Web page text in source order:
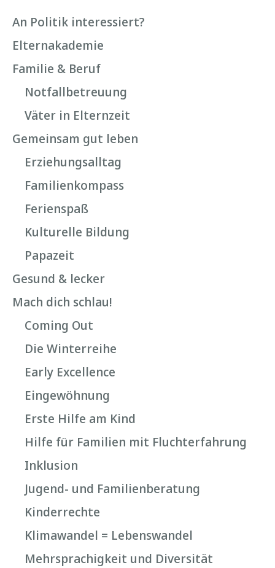
An Politik interessiert?
Elternakademie
Familie & Beruf
Notfallbetreuung
Väter in Elternzeit
Gemeinsam gut leben
Erziehungsalltag
Familienkompass
Ferienspaß
Kulturelle Bildung
Papazeit
Gesund & lecker
Mach dich schlau!
Coming Out
Die Winterreihe
Early Excellence
Eingewöhnung
Erste Hilfe am Kind
Hilfe für Familien mit Fluchterfahrung
Inklusion
Jugend- und Familienberatung
Kinderrechte
Klimawandel = Lebenswandel
Mehrsprachigkeit und Diversität